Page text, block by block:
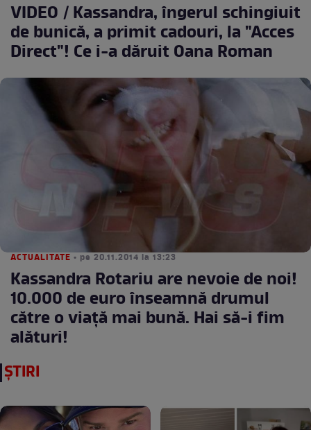
VIDEO / Kassandra, îngerul schingiuit
de bunică, a primit cadouri, la "Acces
Direct"! Ce i-a dăruit Oana Roman
ACTUALITATE • pe 20.11.2014 la 13:23
Kassandra Rotariu are nevoie de noi!
10.000 de euro înseamnă drumul
către o viaţă mai bună. Hai să-i fim
alături!
ȘTIRI